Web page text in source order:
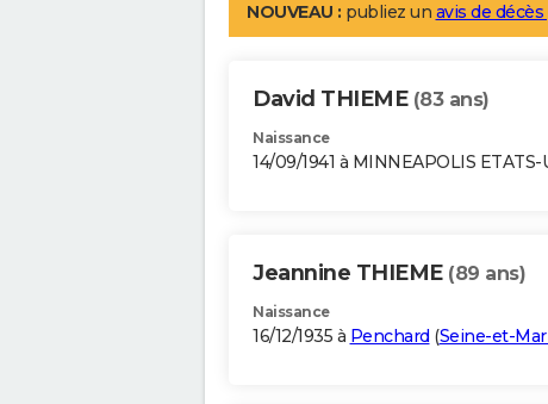
NOUVEAU : publiez un avis de
David THIEME (83 ans)
Naissance
14/09/1941 à MINNEAPOLIS ETATS-
Jeannine THIEME (89 ans)
Naissance
16/12/1935 à Penchard (Seine-et-